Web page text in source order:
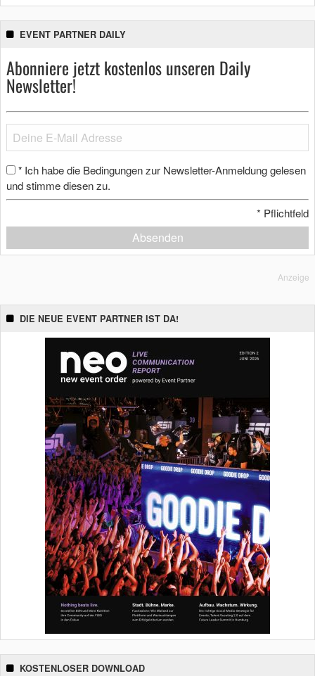
EVENT PARTNER DAILY
Abonniere jetzt kostenlos unseren Daily
Newsletter!
* Ich habe die Bedingungen zur Newsletter-Anmeldung gelesen
und stimme diesen zu.
* Pflichtfeld
Absenden
Anzeige
DIE NEUE EVENT PARTNER IST DA!
KOSTENLOSER DOWNLOAD